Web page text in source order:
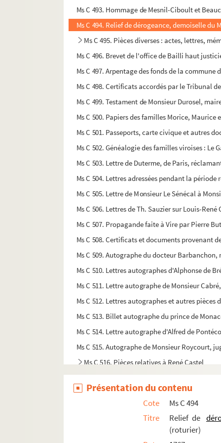
Ms C 493. Hommage de Mesnil-Ciboult et
Ms C 494. Relief de dérogeance, demoiselle
Ms C 495. Pièces diverses : actes, lettres,
Ms C 496. Brevet de l'office de Bailli haut
Ms C 497. Arpentage des fonds de la commune
Ms C 498. Certificats accordés par le Tribunal
Ms C 499. Testament de Monsieur Durosel,
Ms C 500. Papiers des familles Morice,
Ms C 501. Passeports, carte civique et autres
Ms C 502. Généalogie des familles viroises :
Ms C 503. Lettre de Duterme, de Paris,
Ms C 504. Lettres adressées pendant la
Ms C 505. Lettre de Monsieur Le Sénécal à
Ms C 506. Lettres de Th. Sauzier sur Louis-
Ms C 507. Propagande faite à Vire par Pierre
Ms C 508. Certificats et documents provenant
Ms C 509. Autographe du docteur
Ms C 510. Lettres autographes d'Alphonse de
Ms C 511. Lettre autographe de Monsieur
Ms C 512. Lettres autographes et autres
Ms C 513. Billet autographe du prince de
Ms C 514. Lettre autographe d'Alfred de
Ms C 515. Autographe de Monsieur Roycourt,
Ms C 516. Pièces relatives à René Castel
Ms C 517. Deux lettres dont une autographe
Ms C 518. Lettres autographes d'Arcisse de
Ms C 519. Lettres autographes de Charles-
Ms C 520. Lettre de Jules Delafosse, député du
Présentation du contenu
Cote
Ms C 494
Titre
Relief de
(roturier)